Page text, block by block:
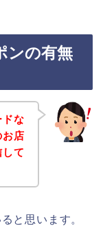
ンの有無
な
お店
て
と思います。